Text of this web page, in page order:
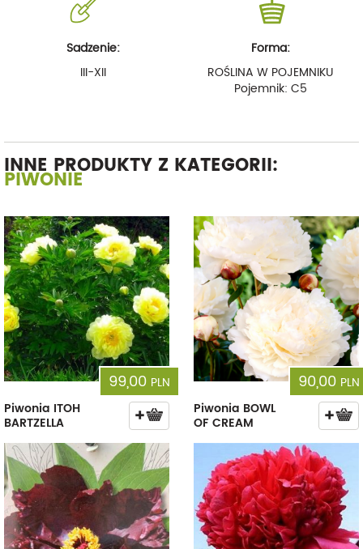
Sadzenie:
III-XII
Forma:
ROŚLINA W POJEMNIKU
Pojemnik: C5
INNE PRODUKTY Z KATEGORII:
PIWONIE
99,00 PLN
Piwonia ITOH
BARTZELLA
90,00 PLN
Piwonia BOWL
OF CREAM